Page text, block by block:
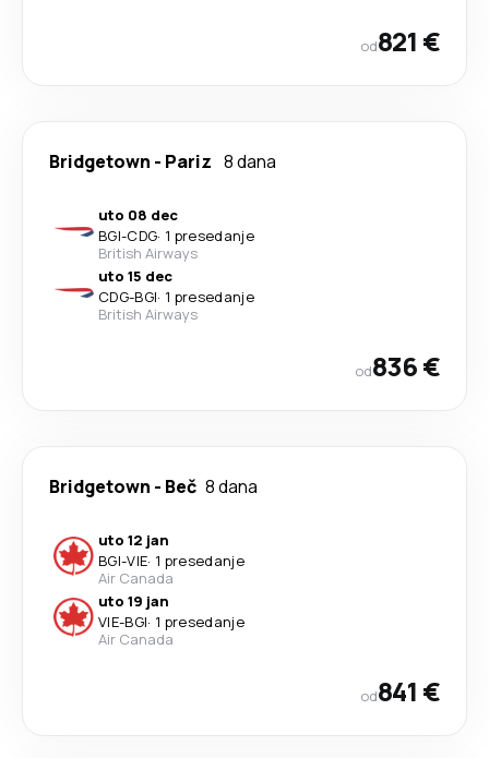
od821 €
Bridgetown - Pariz 8 dana
uto 08 dec
BGI-CDG· 1 presedanje
British Airways
uto 15 dec
CDG-BGI· 1 presedanje
British Airways
od836 €
Bridgetown - Beč 8 dana
uto 12 jan
BGI-VIE· 1 presedanje
Air Canada
uto 19 jan
VIE-BGI· 1 presedanje
Air Canada
od841 €